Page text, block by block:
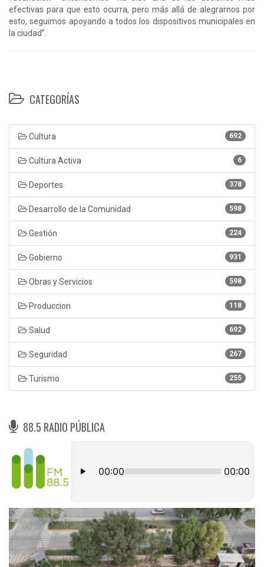
efectivas para que esto ocurra, pero más allá de alegrarnos por
esto, seguimos apoyando a todos los dispositivos municipales en
la ciudad”.
CATEGORÍAS
692
Cultura
6
Cultura Activa
378
Deportes
598
Desarrollo de la Comunidad
224
Gestión
931
Gobierno
598
Obras y Servicios
118
Produccion
692
Salud
267
Seguridad
255
Turismo
88.5 RADIO PÚBLICA